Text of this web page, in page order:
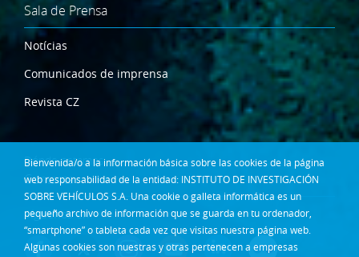
Bienvenida/o a la información básica sobre las cookies de la página
web responsabilidad de la entidad: INSTITUTO DE INVESTIGACIÓN
SOBRE VEHÍCULOS S.A. Una cookie o galleta informática es un
pequeño archivo de información que se guarda en tu ordenador,
“smartphone” o tableta cada vez que visitas nuestra página web.
Algunas cookies son nuestras y otras pertenecen a empresas
Sala de Prensa
Notícias
Comunicados de imprensa
Revista CZ
Dónde estamos
Contacta
Síguenos en: